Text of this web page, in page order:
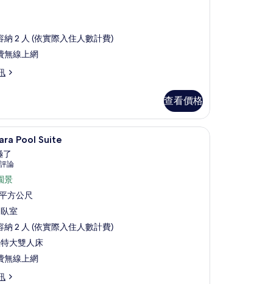
納 2 人 (依實際入住人數計費)
無線上網
查看價格
險箱、書桌 Anantara Pool Suite | 高級寢具、迷你吧、客
Pool Suite
滿分 10 分
了
論
景
方公尺
室
納 2 人 (依實際入住人數計費)
特大雙人床
無線上網